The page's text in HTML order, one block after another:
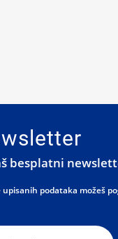
besplatni
upisanih podataka možeš